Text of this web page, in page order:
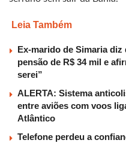
Leia Também
Ex-marido de Simaria
pensão de R$ 34 mil e
serei”
ALERTA: Sistema
entre aviões com voos
Atlântico
Telefone perdeu a